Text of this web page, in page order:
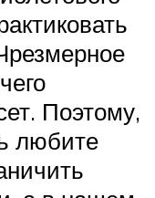
Поэтому,
любите